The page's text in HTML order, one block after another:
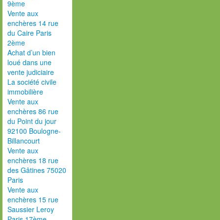
9ème
Vente aux
enchères 14 rue
du Caire Paris
2ème
Achat d’un bien
loué dans une
vente judiciaire
La société civile
immobilière
Vente aux
enchères 86 rue
du Point du jour
92100 Boulogne-
Billancourt
Vente aux
enchères 18 rue
des Gâtines 75020
Paris
Vente aux
enchères 15 rue
Saussier Leroy